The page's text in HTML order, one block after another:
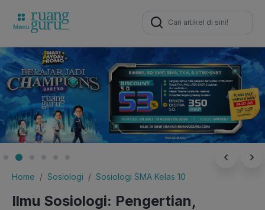
Search
for:
Home Sosiologi Sosiologi SMA Kelas 10
Ilmu Sosiologi: Pengertian,